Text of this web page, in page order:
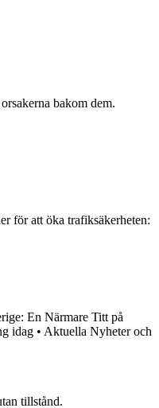
bakom dem.
för att öka trafiksäkerheten:
En Närmare Titt på
idag • Aktuella Nyheter och
tillstånd.